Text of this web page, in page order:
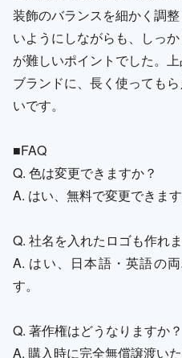
装飾のバランスを細かく調
いようにしながらも、しっ
が難しいポイントでした。
ブランドに、長く使っても
いです。
■FAQ
Q. 色は変更できますか？
A. はい、無料で変更できます
Q. 社名を入れたロゴも作れ
A. はい、日本語・英語の
す。
Q. 著作権はどうなりますか？
A. 購入時に完全無償譲渡いた